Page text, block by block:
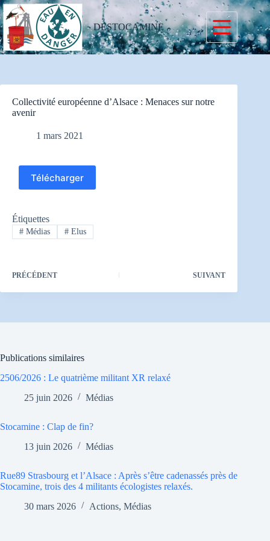
Passer
au
contenu
DESTOCAMINE
Collectivité européenne d’Alsace : Menaces sur notre
avenir
1 mars 2021
Télécharger
Étiquettes
#Médias #Elus
PRÉCÉDENT SUIVANT
Publications similaires
2506/2026 : Le quatrième militant XR relaxé
25 juin 2026
Médias
Stocamine : Clap de fin?
13 juin 2026
Médias
Rue89 Strasbourg et l’Alsace : Après s’être cadenassés près de
Stocamine, trois des 4 militants écologistes relaxés.
30 mars 2026
Actions, Médias